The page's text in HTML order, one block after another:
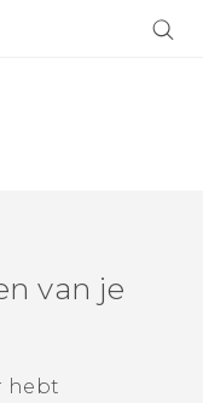
van je
hebt